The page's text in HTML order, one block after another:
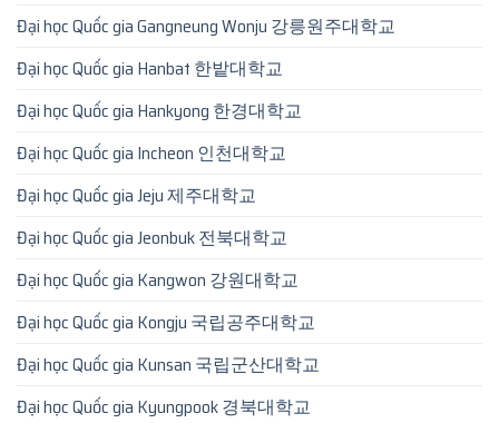
Đại học Quốc gia Gangneung Wonju 강릉원주대학교
Đại học Quốc gia Hanbat 한밭대학교
Đại học Quốc gia Hankyong 한경대학교
Đại học Quốc gia Incheon 인천대학교
Đại học Quốc gia Jeju 제주대학교
Đại học Quốc gia Jeonbuk 전북대학교
Đại học Quốc gia Kangwon 강원대학교
Đại học Quốc gia Kongju 국립공주대학교
Đại học Quốc gia Kunsan 국립군산대학교
Đại học Quốc gia Kyungpook 경북대학교